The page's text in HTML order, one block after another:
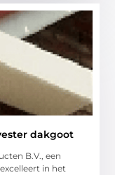
dakgoot
B.V., een
in het